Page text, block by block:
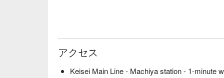
アクセス
Keisei Main Line - Machiya station - 1-minute